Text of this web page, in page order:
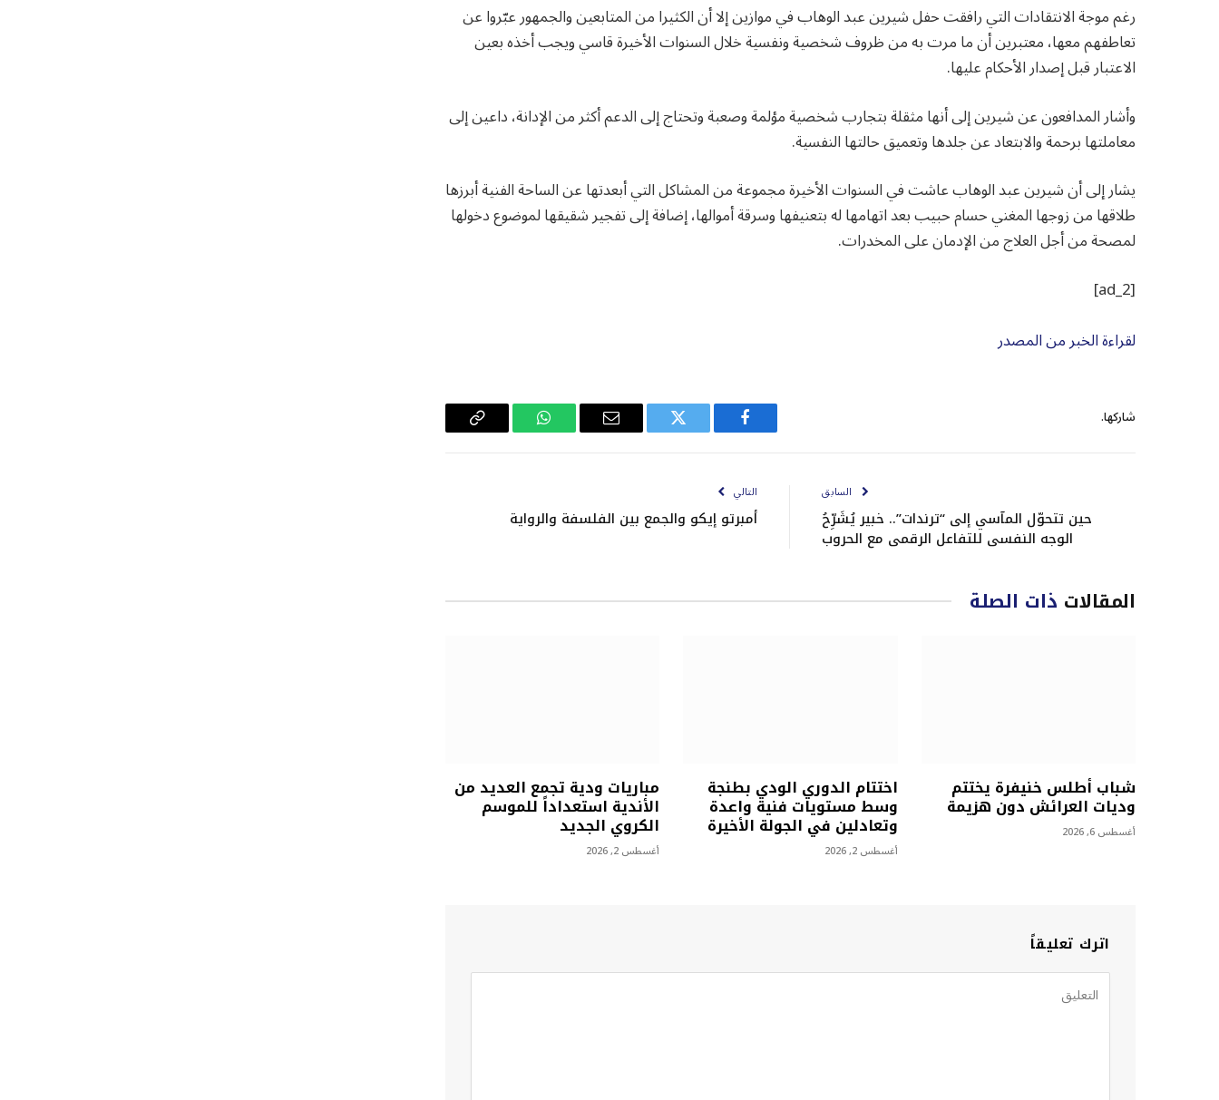
رغم موجة الانتقادات التي رافقت حفل شيرين عبد الوهاب في موازين إلا أن الكثيرا من المتابعين والجمهور عبّروا عن
تعاطفهم معها، معتبرين أن ما مرت به من ظروف شخصية ونفسية خلال السنوات الأخيرة قاسي ويجب أخذه بعين
الاعتبار قبل إصدار الأحكام عليها.
وأشار المدافعون عن شيرين إلى أنها مثقلة بتجارب شخصية مؤلمة وصعبة وتحتاج إلى الدعم أكثر من الإدانة، داعين إلى
معاملتها برحمة والابتعاد عن جلدها وتعميق حالتها النفسية.
يشار إلى أن شيرين عبد الوهاب عاشت في السنوات الأخيرة مجموعة من المشاكل التي أبعدتها عن الساحة الفنية أبرزها
طلاقها من زوجها المغني حسام حبيب بعد اتهامها له بتعنيفها وسرقة أموالها، إضافة إلى تفجير شقيقها لموضوع دخولها
لمصحة من أجل العلاج من الإدمان على المخدرات.
[ad_2]
لقراءة الخبر من المصدر
شاركها.
فيسبوك تويتر
البريد
واتساب
Copy
السابق
حين تتحوّل المآسي إلى “ترندات”.. خبير يُشَرِّحُ
الوجه النفسي للتفاعل الرقمي مع الحروب
التالي
أمبرتو إيكو والجمع بين الفلسفة والرواية
المقالات ذات الصلة
شباب أطلس خنيفرة يختتم
وديات العرائش دون هزيمة
أغسطس 6, 2026
اختتام الدوري الودي بطنجة
وسط مستويات فنية واعدة
وتعادلين في الجولة الأخيرة
أغسطس 2, 2026
مباريات ودية تجمع العديد من
الأندية استعداداً للموسم
الكروي الجديد
أغسطس 2, 2026
اترك تعليقاً